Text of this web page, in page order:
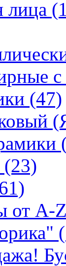
лица
(47)
от A-